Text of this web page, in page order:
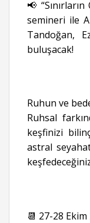
📢
semineri ile
Tandoğan,
buluşacak!
Ruhun ve
Ruhsal
keşfinizi
astral
📆 27-28 Ekim